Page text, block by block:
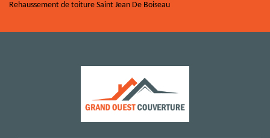
Rehaussement de toiture Saint Jean De Boiseau